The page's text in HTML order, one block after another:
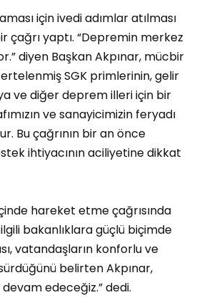
için ivedi adımlar atılması
çağrı yaptı. “Depremin merkez
diyen Başkan Akpınar, mücbir
SGK primlerinin, gelir
ve diğer deprem illeri için bir
ve sanayicimizin feryadı
Bu çağrının bir an önce
ihtiyacının aciliyetine dikkat
hareket etme çağrısında
bakanlıklara güçlü biçimde
vatandaşların konforlu ve
belirten Akpınar,
edeceğiz.” dedi.